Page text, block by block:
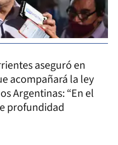
aseguró en
acompañará la ley
Argentinas: “En el
profundidad